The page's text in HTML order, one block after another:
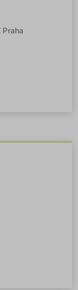
Praha